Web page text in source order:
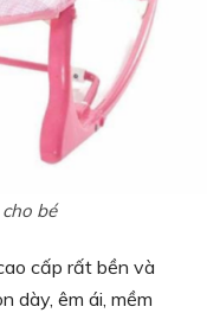
bé
cấp rất bền và
dày, êm ái, mềm